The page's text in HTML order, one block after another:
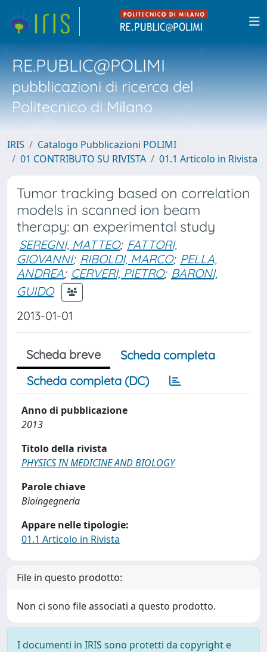
RE.PUBLIC@POLIMI
pubblicazioni di ricerca del
Politecnico di Milano
IRIS
Catalogo Pubblicazioni POLIMI
01 CONTRIBUTO SU RIVISTA
01.1 Articolo in Rivista
Tumor tracking based on correlation
models in scanned ion beam
therapy: an experimental study
SEREGNI, MATTEO; FATTORI,
GIOVANNI; RIBOLDI, MARCO; PELLA,
ANDREA; CERVERI, PIETRO; BARONI,
GUIDO
2013-01-01
Scheda breve
Scheda completa
Scheda completa (DC)
Anno di pubblicazione
2013
Titolo della rivista
PHYSICS IN MEDICINE AND BIOLOGY
Parole chiave
Bioingegneria
Appare nelle tipologie:
01.1 Articolo in Rivista
File in questo prodotto:
Non ci sono file associati a questo prodotto.
I documenti in IRIS sono protetti da copyright e